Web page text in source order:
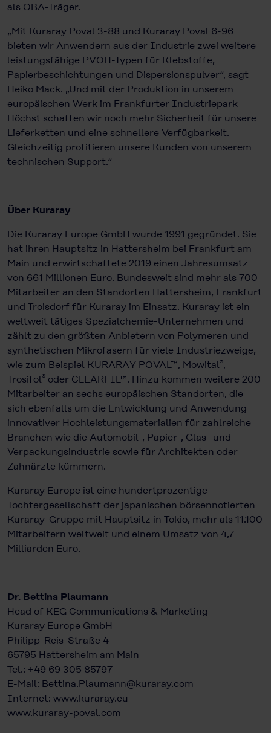
als OBA-Träger.
„Mit Kuraray Poval 3-88 und Kuraray Poval 6-96
bieten wir Anwendern aus der Industrie zwei weitere
leistungsfähige PVOH-Typen für Klebstoffe,
Papierbeschichtungen und Dispersionspulver“, sagt
Heiko Mack. „Und mit der Produktion in unserem
europäischen Werk im Frankfurter Industriepark
Höchst schaffen wir noch mehr Sicherheit für unsere
Lieferketten und eine schnellere Verfügbarkeit.
Gleichzeitig profitieren unsere Kunden von unserem
technischen Support.“
Über Kuraray
Die Kuraray Europe GmbH wurde 1991 gegründet. Sie
hat ihren Hauptsitz in Hattersheim bei Frankfurt am
Main und erwirtschaftete 2019 einen Jahresumsatz
von 661 Millionen Euro. Bundesweit sind mehr als 700
Mitarbeiter an den Standorten Hattersheim, Frankfurt
und Troisdorf für Kuraray im Einsatz. Kuraray ist ein
weltweit tätiges Spezialchemie-Unternehmen und
zählt zu den größten Anbietern von Polymeren und
synthetischen Mikrofasern für viele Industriezweige,
wie zum Beispiel KURARAY POVAL™, Mowital®,
Trosifol® oder CLEARFIL™. Hinzu kommen weitere 200
Mitarbeiter an sechs europäischen Standorten, die
sich ebenfalls um die Entwicklung und Anwendung
innovativer Hochleistungsmaterialien für zahlreiche
Branchen wie die Automobil-, Papier-, Glas- und
Verpackungsindustrie sowie für Architekten oder
Zahnärzte kümmern.
Kuraray Europe ist eine hundertprozentige
Tochtergesellschaft der japanischen börsennotierten
Kuraray-Gruppe mit Hauptsitz in Tokio, mehr als 11.100
Mitarbeitern weltweit und einem Umsatz von 4,7
Milliarden Euro.
Dr. Bettina Plaumann
Head of KEG Communications & Marketing
Kuraray Europe GmbH
Philipp-Reis-Straße 4
65795 Hattersheim am Main
Tel.: +49 69 305 85797
E-Mail: Bettina.Plaumann@kuraray.com
Internet: www.kuraray.eu
www.kuraray-poval.com